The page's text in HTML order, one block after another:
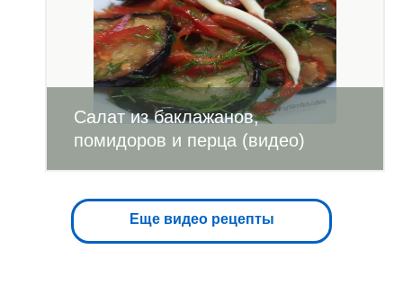
Салат из баклажанов,
помидоров и перца (видео)
Еще видео рецепты